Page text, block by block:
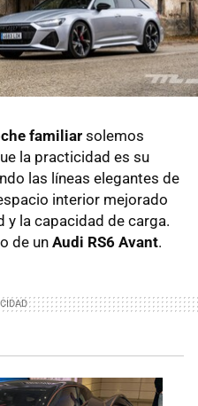
familiarsolemos
la practicidad es su
las líneas elegantes de
interior mejorado
y la capacidad de carga.
de un Audi RS6 Avant.